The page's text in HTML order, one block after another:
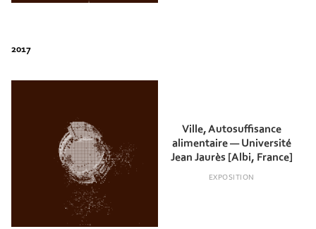
Ville, Autosuffisance
alimentaire — Université
Jean Jaurès [Albi, France]
EXPOSITION